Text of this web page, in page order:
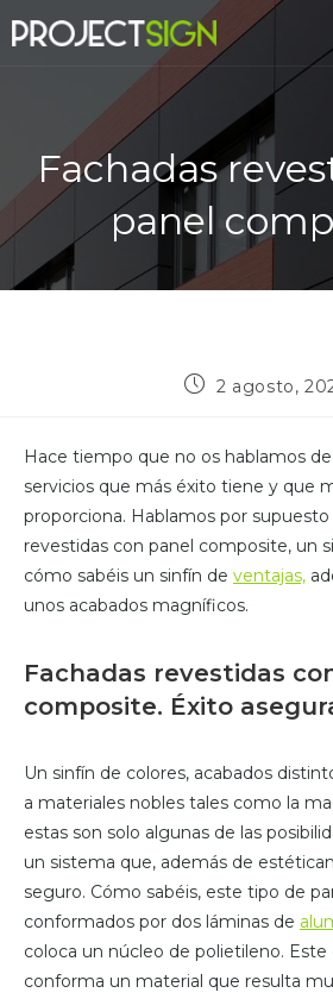
Fachadas
panel
2 agosto,
Hace tiempo que no os hablamos
servicios que más éxito tiene y que
proporciona. Hablamos por supuesto
revestidas con panel composite, un
cómo sabéis un sinfín de ventajas,
unos acabados magníficos.
Fachadas revestidas
composite. Éxito
Un sinfín de colores, acabados
a materiales nobles tales como la
estas son solo algunas de las
un sistema que, además de
seguro. Cómo sabéis, este tipo de
conformados por dos láminas de
coloca un núcleo de polietileno. Este
conforma un material que resulta